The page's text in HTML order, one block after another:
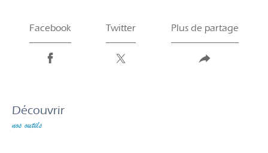
Facebook Twitter Plus de partage
découvrir
nos outils